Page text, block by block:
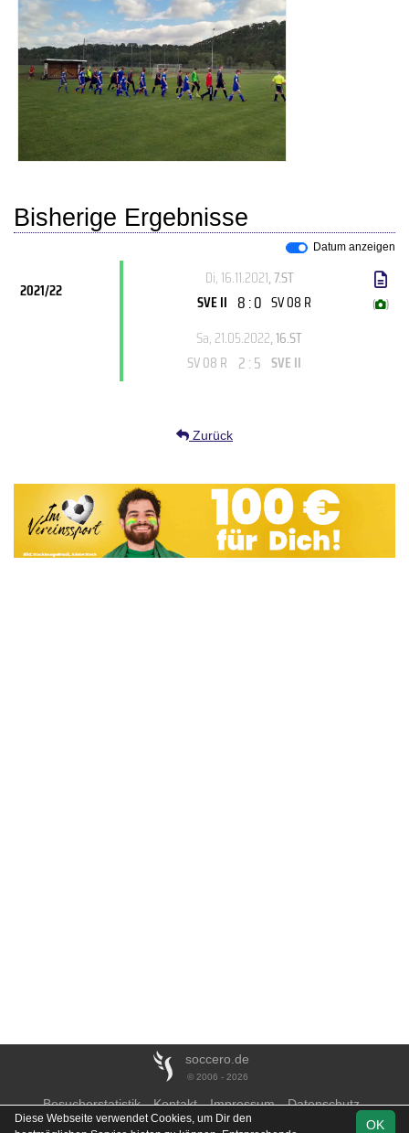
Bisherige Ergebnisse
Datum anzeigen
2021/22
Di, 16.11.2021, 7.ST
SVE II 8 : 0 SV 08 R ( )
Sa, 21.05.2022, 16.ST
SV 08 R 2 : 5 SVE II
Zurück
soccero.de
© 2006 - 2026
Besucherstatistik Kontakt Impressum
Datenschutz
OK
Diese Webseite verwendet Cookies, um Dir den